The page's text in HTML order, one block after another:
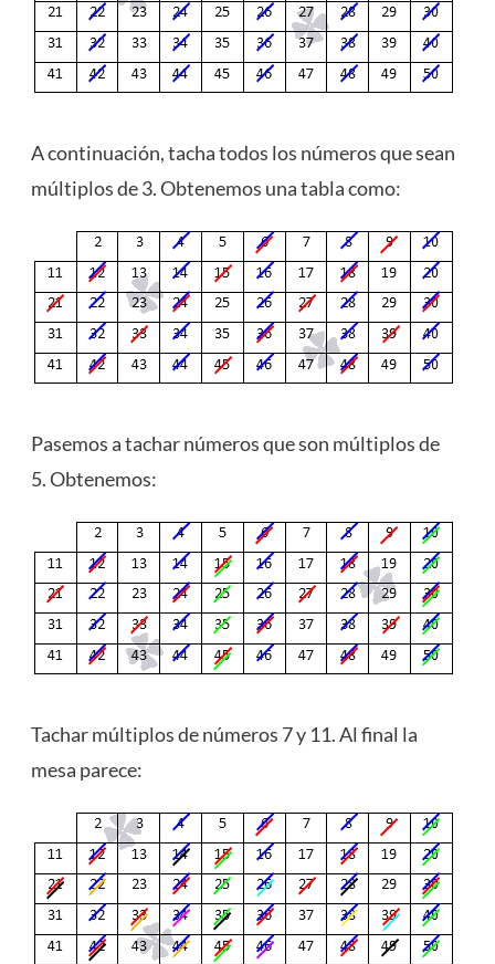
A continuación, tacha todos los números que sean
múltiplos de 3. Obtenemos una tabla como:
Pasemos a tachar números que son múltiplos de
5. Obtenemos:
Tachar múltiplos de números 7 y 11. Al final la
mesa parece: